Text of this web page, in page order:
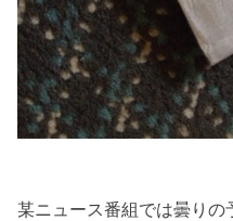
某ニュース番組では曇りの